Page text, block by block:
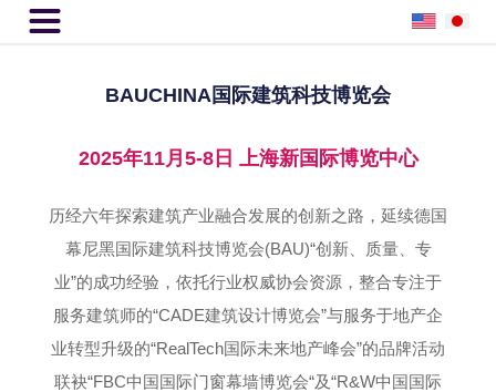

BAUCHINA国际建筑科技博览会
2025年11月5-8日 上海新国际博览中心
历经六年探索建筑产业融合发展的创新之路，延续德国
幕尼黑国际建筑科技博览会(BAU)“创新、质量、专
业”的成功经验，依托行业权威协会资源，整合专注于
服务建筑师的“CADE建筑设计博览会”与服务于地产企
业转型升级的“RealTech国际未来地产峰会”的品牌活动
联袂“FBC中国国际门窗幕墙博览会“及“R&W中国国际